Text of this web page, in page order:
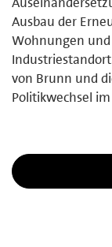
Ausbau der
Wohnungen
von Brunn und
Politikwechsel